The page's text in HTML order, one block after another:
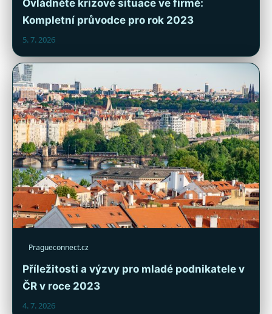
Ovládněte krizové situace ve firmě:
Kompletní průvodce pro rok 2023
5. 7. 2026
Pragueconnect.cz
Příležitosti a výzvy pro mladé podnikatele v
ČR v roce 2023
4. 7. 2026